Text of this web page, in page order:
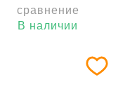
сравнение
В наличии